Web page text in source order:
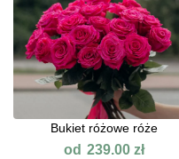
Bukiet różowe róże
od 239.00 zł